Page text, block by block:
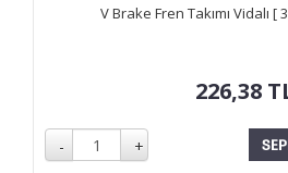
V Brake Fren Takımı Vidalı [
226,38